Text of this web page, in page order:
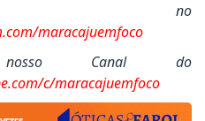
no
maracajuemfoco
Canal do
c/maracajuemfoco